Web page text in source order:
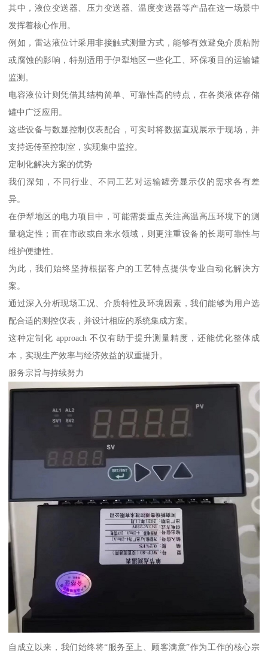
其中，液位变送器、压力变送器、温度变送器等产品在这一场景中
发挥着核心作用。
例如，雷达液位计采用非接触式测量方式，能够有效避免介质粘附
或腐蚀的影响，特别适用于伊犁地区一些化工、环保项目的运输罐
监测。
电容液位计则凭借其结构简单、可靠性高的特点，在各类液体存储
罐中广泛应用。
这些设备与数显控制仪表配合，可实时将数据直观展示于现场，并
支持远传至控制室，实现集中监控。
定制化解决方案的优势
我们深知，不同行业、不同工艺对运输罐旁显示仪的需求各有差
异。
在伊犁地区的电力项目中，可能需要重点关注高温高压环境下的测
量稳定性；而在市政或自来水领域，则更注重设备的长期可靠性与
维护便捷性。
为此，我们始终坚持根据客户的工艺特点提供专业自动化解决方
案。
通过深入分析现场工况、介质特性及环境因素，我们能够为用户选
配合适的测控仪表，并设计相应的系统集成方案。
这种定制化 approach 不仅有助于提升测量精度，还能优化整体成
本，实现生产效率与经济效益的双重提升。
服务宗旨与持续努力
自成立以来，我们始终将“服务至上、顾客满意”作为工作的核心宗